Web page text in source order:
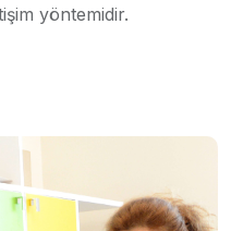
yöntemidir.